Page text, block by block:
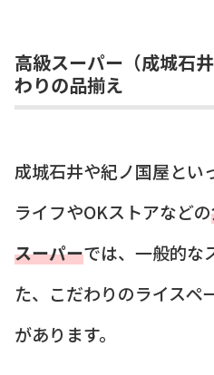
高級スーパー（成城石
わりの品揃え
成城石井や紀ノ国屋とい
ライフやOKストアなどの
スーパーでは、一般的な
た、こだわりのライスペ
があります。